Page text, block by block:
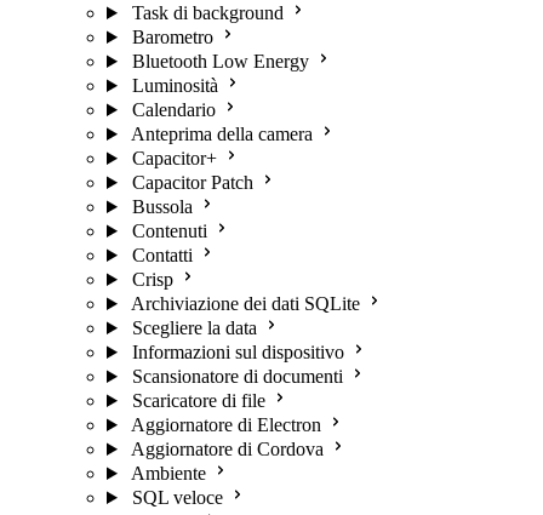
Task di background
Barometro
Bluetooth Low Energy
Luminosità
Calendario
Anteprima della camera
Capacitor+
Capacitor Patch
Bussola
Contenuti
Contatti
Crisp
Archiviazione dei dati SQLite
Scegliere la data
Informazioni sul dispositivo
Scansionatore di documenti
Scaricatore di file
Aggiornatore di Electron
Aggiornatore di Cordova
Ambiente
SQL veloce